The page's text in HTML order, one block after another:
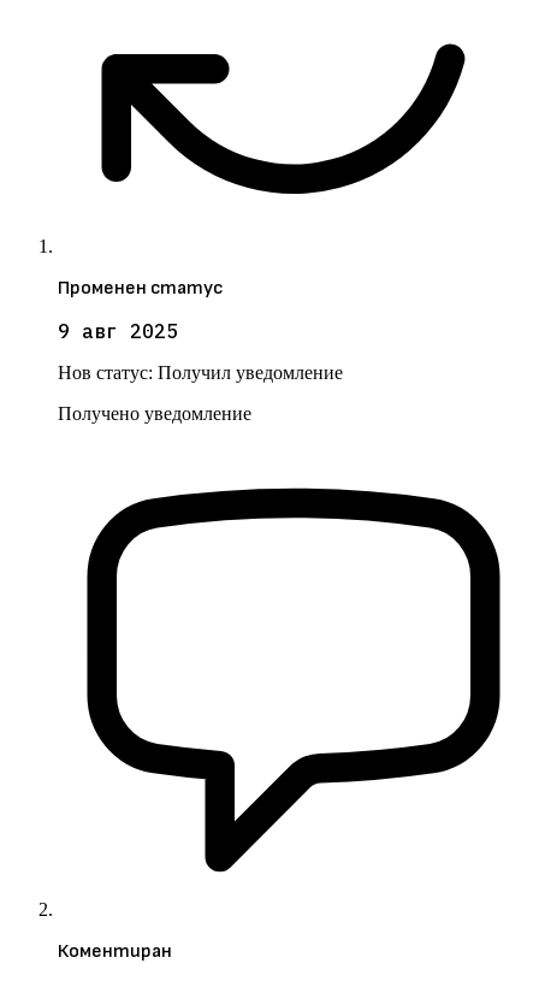
Променен статус
9 авг 2025
Нов статус: Получил уведомление
Получено уведомление
Коментиран